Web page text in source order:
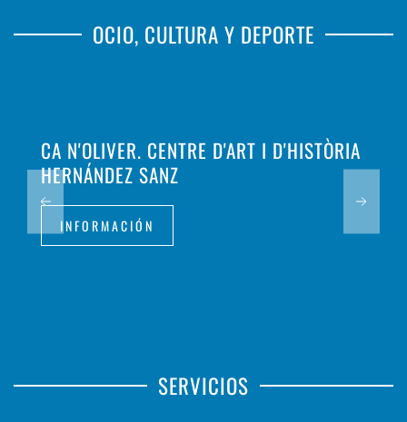
OCIO, CULTURA Y DEPORTE
CA N'OLIVER. CENTRE D'ART I D'HISTÒRIA
HERNÁNDEZ SANZ
INFORMACIÓN
SERVICIOS